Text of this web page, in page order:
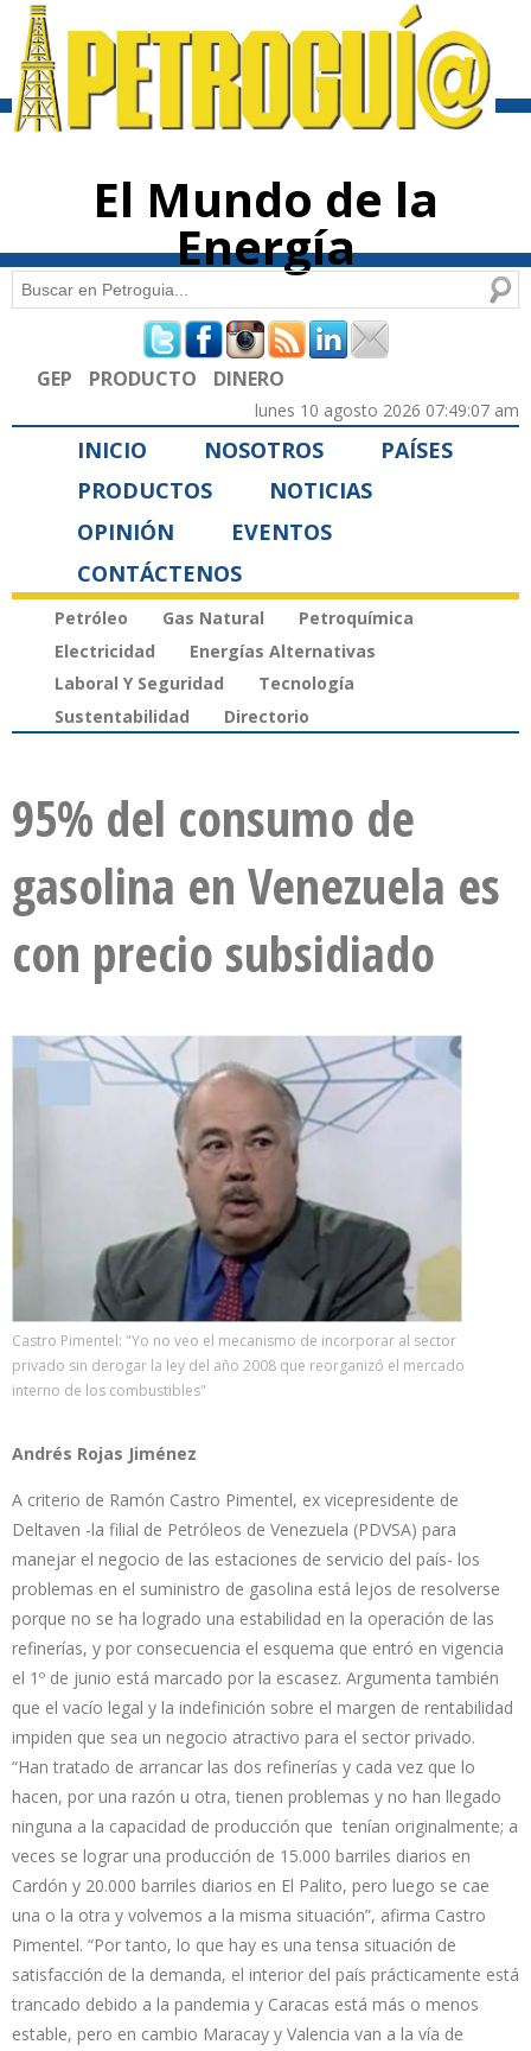
contenido
El Mundo de la
Energía
Formulario de búsqueda
Buscar
GEP PRODUCTO DINERO
lunes 10 agosto 2026 07:49:07 am
INICIO NOSOTROS
PAÍSES
PRODUCTOS
NOTICIAS
OPINIÓN
EVENTOS
CONTÁCTENOS
Petróleo Gas Natural
Petroquímica
Electricidad
Energías Alternativas
Laboral Y Seguridad
Tecnología
Sustentabilidad
Directorio
95% del consumo de
gasolina en Venezuela es
con precio subsidiado
Castro Pimentel: "Yo no veo el mecanismo de incorporar al sector
privado sin derogar la ley del año 2008 que reorganizó el mercado
interno de los combustibles"
Andrés Rojas Jiménez
A criterio de Ramón Castro Pimentel, ex vicepresidente de
Deltaven -la filial de Petróleos de Venezuela (PDVSA) para
manejar el negocio de las estaciones de servicio del país- los
problemas en el suministro de gasolina está lejos de resolverse
porque no se ha logrado una estabilidad en la operación de las
refinerías, y por consecuencia el esquema que entró en vigencia
el 1º de junio está marcado por la escasez. Argumenta también
que el vacío legal y la indefinición sobre el margen de rentabilidad
impiden que sea un negocio atractivo para el sector privado.
“Han tratado de arrancar las dos refinerías y cada vez que lo
hacen, por una razón u otra, tienen problemas y no han llegado
ninguna a la capacidad de producción que tenían originalmente; a
veces se lograr una producción de 15.000 barriles diarios en
Cardón y 20.000 barriles diarios en El Palito, pero luego se cae
una o la otra y volvemos a la misma situación”, afirma Castro
Pimentel. “Por tanto, lo que hay es una tensa situación de
satisfacción de la demanda, el interior del país prácticamente está
trancado debido a la pandemia y Caracas está más o menos
estable, pero en cambio Maracay y Valencia van a la vía de